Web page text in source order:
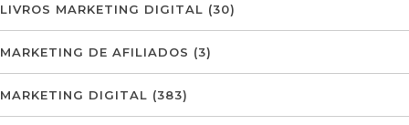
LIVROS MARKETING DIGITAL (30)
MARKETING DE AFILIADOS (3)
MARKETING DIGITAL (383)